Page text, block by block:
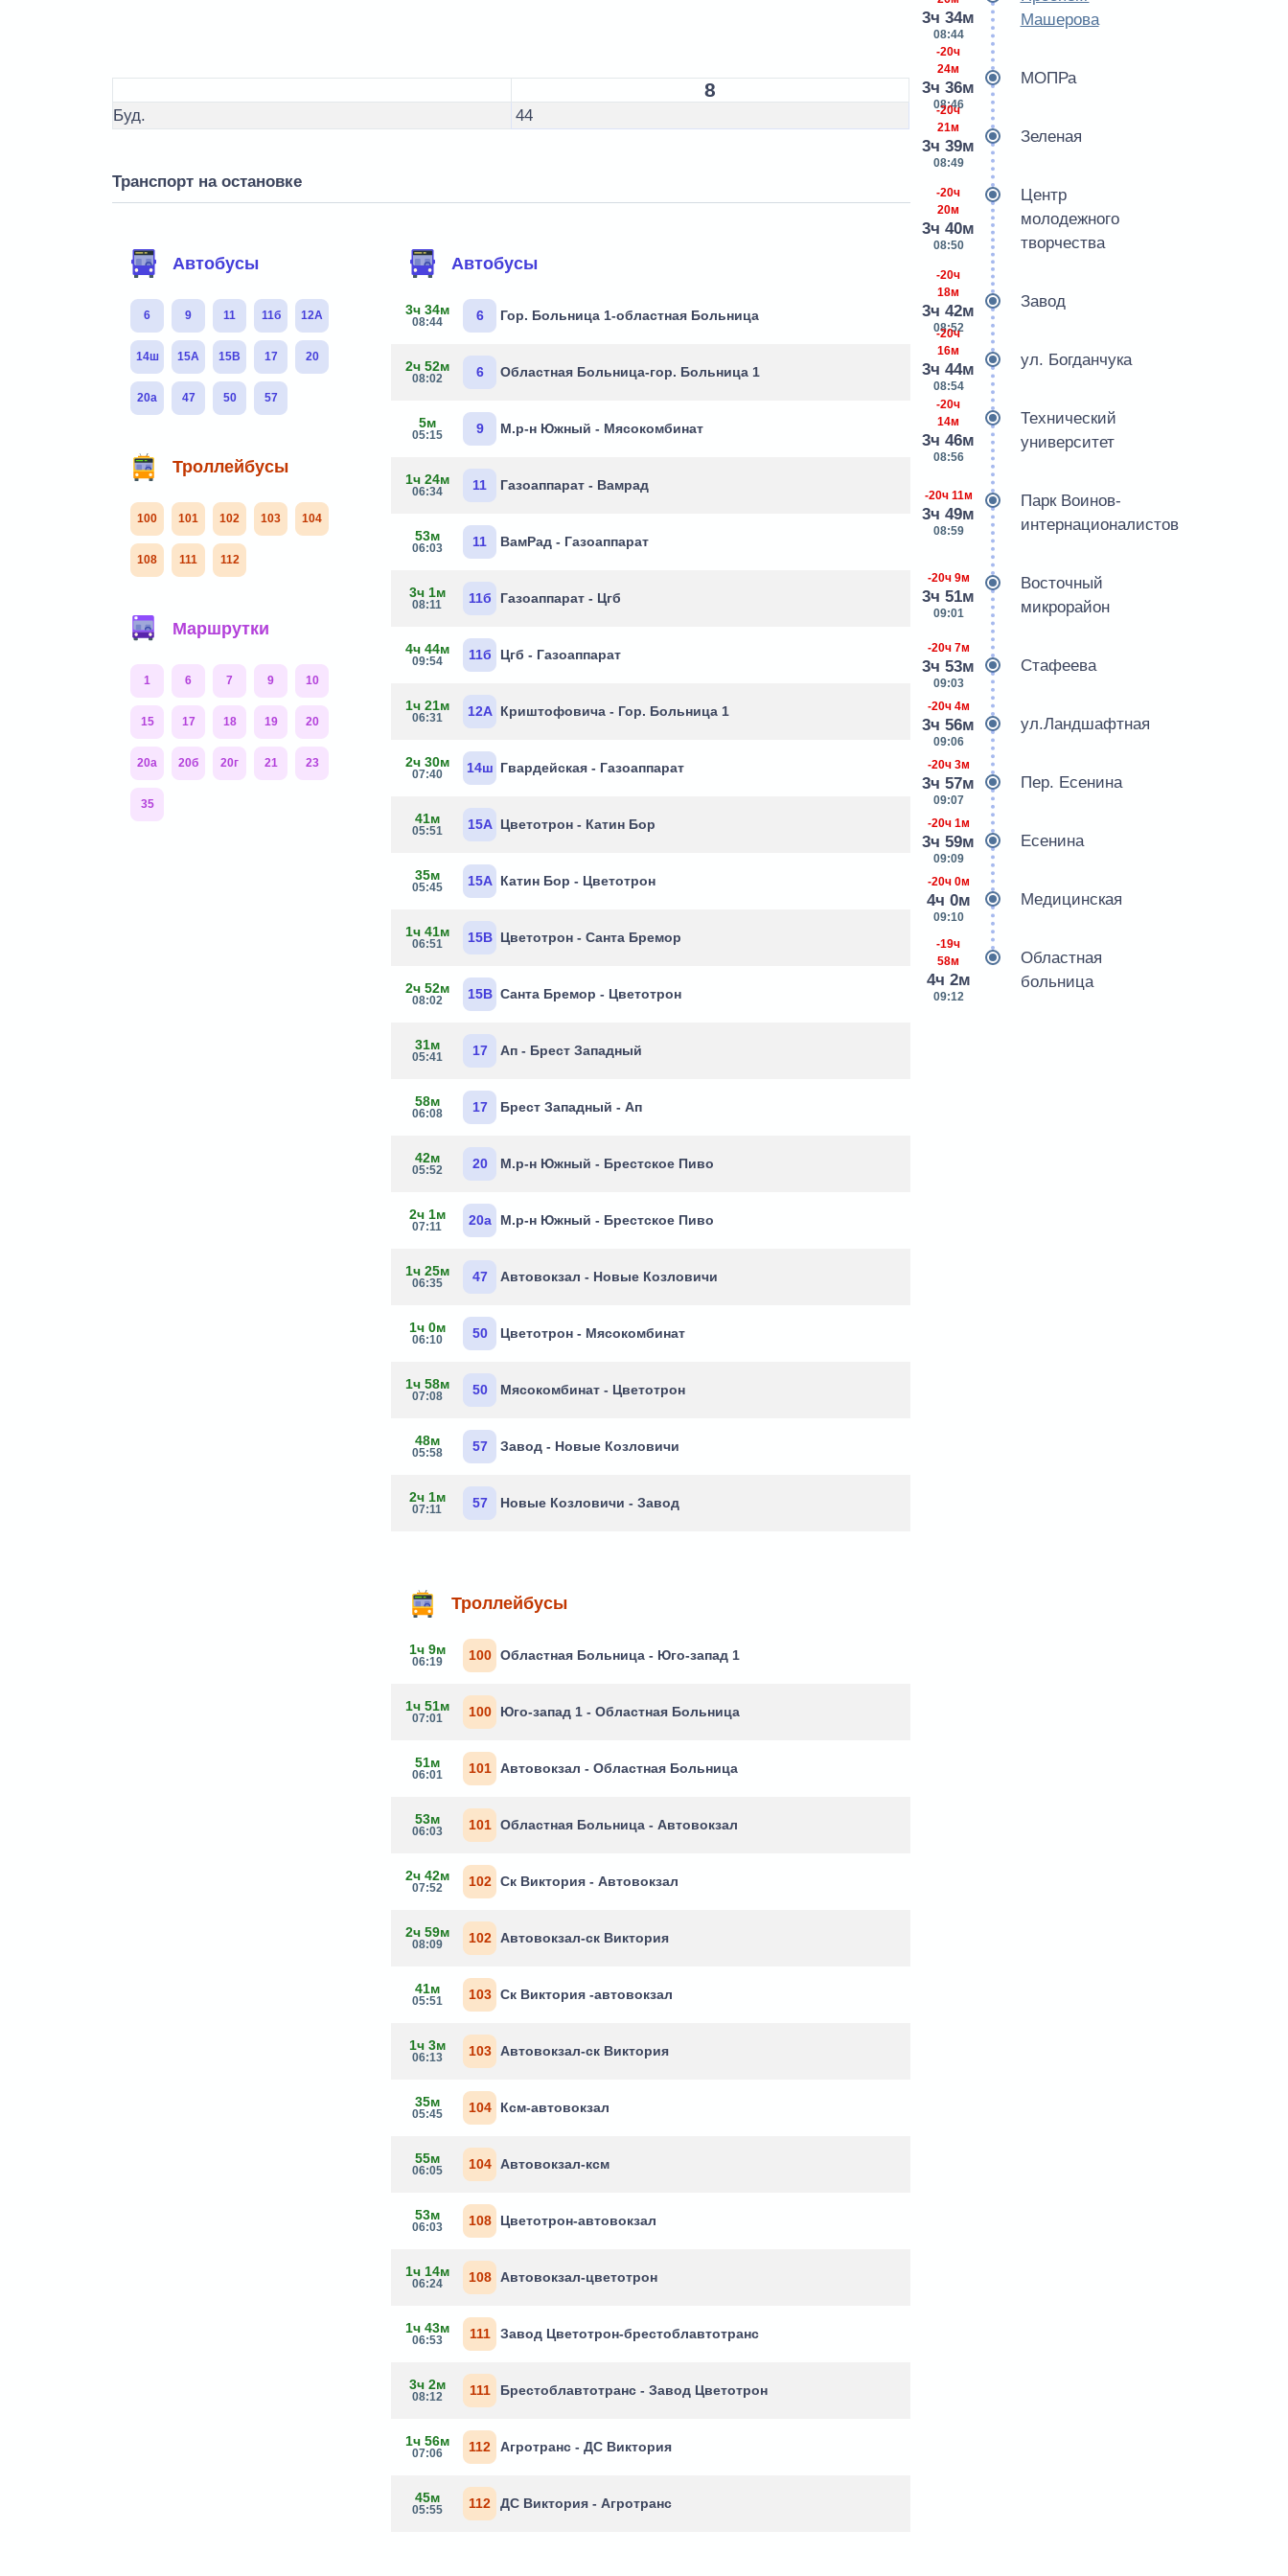
8
Буд. 44
Транспорт на остановке
Автобусы
6 9 11 11б 12А
14ш 15А 15В 17 20
20а 47 50 57
Троллейбусы
100 101 102 103 104
108 111 112
Маршрутки
1 6 7 9 10
15 17 18 19 20
20а 20б 20г 21 23
35
Автобусы
3ч 34м
08:44 6 Гор. Больница 1-областная Больница
2ч 52м
08:02 6 Областная Больница-гор. Больница 1
5м
05:15 9 М.р-н Южный - Мясокомбинат
1ч 24м
06:34 11 Газоаппарат - Вамрад
53м
06:03 11 ВамРад - Газоаппарат
3ч 1м
08:11 11б Газоаппарат - Цгб
4ч 44м
09:54 11б Цгб - Газоаппарат
1ч 21м
06:31 12А Криштофовича - Гор. Больница 1
2ч 30м
07:40 14ш Гвардейская - Газоаппарат
41м
05:51 15А Цветотрон - Катин Бор
35м
05:45 15А Катин Бор - Цветотрон
1ч 41м
06:51 15В Цветотрон - Санта Бремор
2ч 52м
08:02 15В Санта Бремор - Цветотрон
31м
05:41 17 Ап - Брест Западный
58м
06:08 17 Брест Западный - Ап
42м
05:52 20 М.р-н Южный - Брестское Пиво
2ч 1м
07:11 20а М.р-н Южный - Брестское Пиво
1ч 25м
06:35 47 Автовокзал - Новые Козловичи
1ч 0м
06:10 50 Цветотрон - Мясокомбинат
1ч 58м
07:08 50 Мясокомбинат - Цветотрон
48м
05:58 57 Завод - Новые Козловичи
2ч 1м
07:11 57 Новые Козловичи - Завод
Троллейбусы
1ч 9м
06:19 100 Областная Больница - Юго-запад 1
1ч 51м
07:01 100 Юго-запад 1 - Областная Больница
51м
06:01 101 Автовокзал - Областная Больница
53м
06:03 101 Областная Больница - Автовокзал
2ч 42м
07:52 102 Ск Виктория - Автовокзал
2ч 59м
08:09 102 Автовокзал-ск Виктория
41м
05:51 103 Ск Виктория -автовокзал
1ч 3м
06:13 103 Автовокзал-ск Виктория
35м
05:45 104 Ксм-автовокзал
55м
06:05 104 Автовокзал-ксм
53м
06:03 108 Цветотрон-автовокзал
1ч 14м
06:24 108 Автовокзал-цветотрон
1ч 43м
06:53 111 Завод Цветотрон-брестоблавтотранс
3ч 2м
08:12 111 Брестоблавтотранс - Завод Цветотрон
1ч 56м
07:06 112 Агротранс - ДС Виктория
45м
05:55 112 ДС Виктория - Агротранс
3ч 34м
08:44
Машерова
-20ч
24м
3ч 36м
08:46
МОПРа
-20ч
21м
3ч 39м
08:49
Зеленая
-20ч
20м
3ч 40м
08:50
Центр
молодежного
творчества
-20ч
18м
3ч 42м
08:52
Завод
-20ч
16м
3ч 44м
08:54
ул. Богданчука
-20ч
14м
3ч 46м
08:56
Технический
университет
-20ч 11м
3ч 49м
08:59
Парк Воинов-
интернационалистов
-20ч 9м
3ч 51м
09:01
Восточный
микрорайон
-20ч 7м
3ч 53м
09:03
Стафеева
-20ч 4м
3ч 56м
09:06
ул.Ландшафтная
-20ч 3м
3ч 57м
09:07
Пер. Есенина
-20ч 1м
3ч 59м
09:09
Есенина
-20ч 0м
4ч 0м
09:10
Медицинская
-19ч
58м
4ч 2м
09:12
Областная
больница